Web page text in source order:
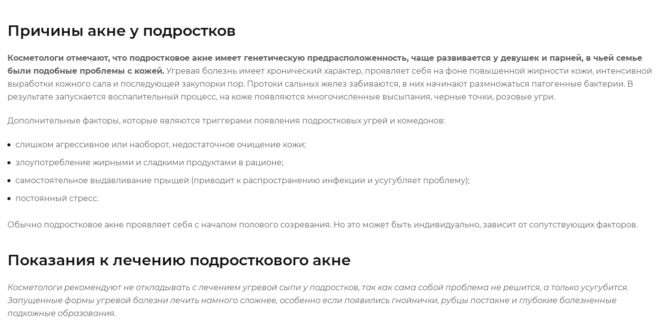
Причины акне у подростков
Косметологи отмечают, что подростковое акне имеет генетическую предрасположенность, чаще развивается у девушек и парней, в чьей семье
были подобные проблемы с кожей. Угревая болезнь имеет хронический характер, проявляет себя на фоне повышенной жирности кожи, интенсивной
выработки кожного сала и последующей закупорки пор. Протоки сальных желез забиваются, в них начинают размножаться патогенные бактерии. В
результате запускается воспалительный процесс, на коже появляются многочисленные высыпания, черные точки, розовые угри.
Дополнительные факторы, которые являются триггерами появления подростковых угрей и комедонов:
слишком агрессивное или наоборот, недостаточное очищение кожи;
злоупотребление жирными и сладкими продуктами в рационе;
самостоятельное выдавливание прыщей (приводит к распространению инфекции и усугубляет проблему);
постоянный стресс.
Обычно подростковое акне проявляет себя с началом полового созревания. Но это может быть индивидуально, зависит от сопутствующих факторов.
Показания к лечению подросткового акне
Косметологи рекомендуют не откладывать слечением угревой сыпи у подростков, так как сама собой проблема не решится, а только усугубится.
Запущенные формы угревой болезнилечить намного сложнее, особенно если появились гнойнички, рубцы постакне и глубокие болезненные
подкожные образования.